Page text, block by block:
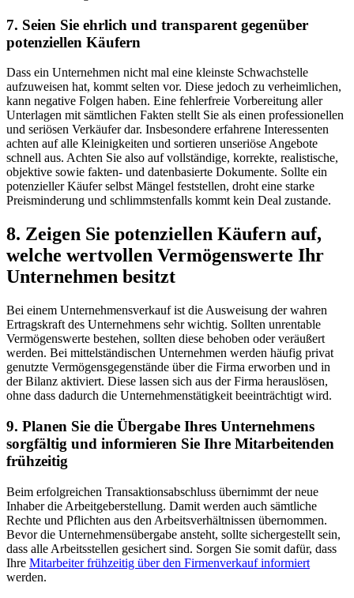
7. Seien Sie ehrlich und transparent gegenüber
potenziellen Käufern
Dass ein Unternehmen nicht mal eine kleinste Schwachstelle
aufzuweisen hat, kommt selten vor. Diese jedoch zu verheimlichen,
kann negative Folgen haben. Eine fehlerfreie Vorbereitung aller
Unterlagen mit sämtlichen Fakten stellt Sie als einen professionellen
und seriösen Verkäufer dar. Insbesondere erfahrene Interessenten
achten auf alle Kleinigkeiten und sortieren unseriöse Angebote
schnell aus. Achten Sie also auf vollständige, korrekte, realistische,
objektive sowie fakten- und datenbasierte Dokumente. Sollte ein
potenzieller Käufer selbst Mängel feststellen, droht eine starke
Preisminderung und schlimmstenfalls kommt kein Deal zustande.
8. Zeigen Sie potenziellen Käufern auf,
welche wertvollen Vermögenswerte Ihr
Unternehmen besitzt
Bei einem Unternehmensverkauf ist die Ausweisung der wahren
Ertragskraft des Unternehmens sehr wichtig. Sollten unrentable
Vermögenswerte bestehen, sollten diese behoben oder veräußert
werden. Bei mittelständischen Unternehmen werden häufig privat
genutzte Vermögensgegenstände über die Firma erworben und in
der Bilanz aktiviert. Diese lassen sich aus der Firma herauslösen,
ohne dass dadurch die Unternehmenstätigkeit beeinträchtigt wird.
9. Planen Sie die Übergabe Ihres Unternehmens
sorgfältig und informieren Sie Ihre Mitarbeitenden
frühzeitig
Beim erfolgreichen Transaktionsabschluss übernimmt der neue
Inhaber die Arbeitgeberstellung. Damit werden auch sämtliche
Rechte und Pflichten aus den Arbeitsverhältnissen übernommen.
Bevor die Unternehmensübergabe ansteht, sollte sichergestellt sein,
dass alle Arbeitsstellen gesichert sind. Sorgen Sie somit dafür, dass
Ihre Mitarbeiter frühzeitig über den Firmenverkauf informiert
werden.